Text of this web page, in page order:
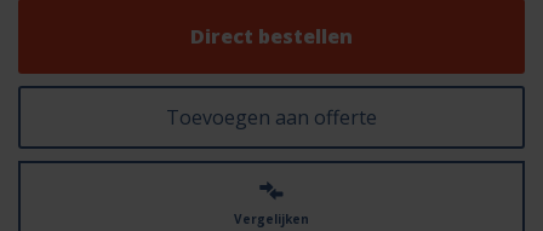
Direct bestellen
Toevoegen aan offerte
Vergelijken